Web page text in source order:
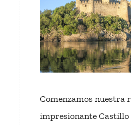
Comenzamos nuestra
impresionante Castillo